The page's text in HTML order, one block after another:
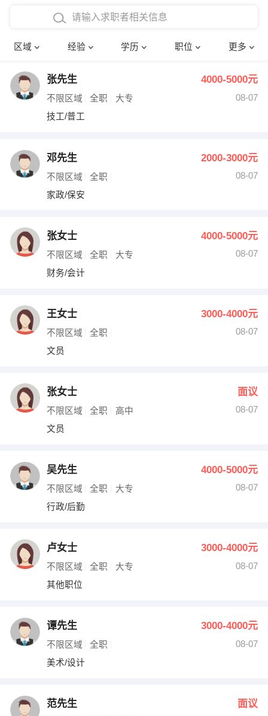
区域 经验 学历 职位 更多
在校学生工作经验
四年以上工作经验
五年以上工作经验
博士
文员 护士
财务会计
网络IT
收银员
水电/机修
编辑 法律
其他职位
确定
张先生 4000-5000元
不限区域 全职 大专
08-07
技工/普工
邓先生 2000-3000元
不限区域 全职
08-07
家政/保安
张女士 4000-5000元
不限区域 全职 大专
08-07
财务/会计
王女士 3000-4000元
不限区域 全职
08-07
文员
张女士 面议
不限区域 全职 高中
08-07
文员
吴先生 4000-5000元
不限区域 全职 大专
08-07
行政/后勤
卢女士 3000-4000元
不限区域 全职 大专
08-07
其他职位
谭先生 3000-4000元
不限区域 全职
08-07
美术/设计
范先生 面议